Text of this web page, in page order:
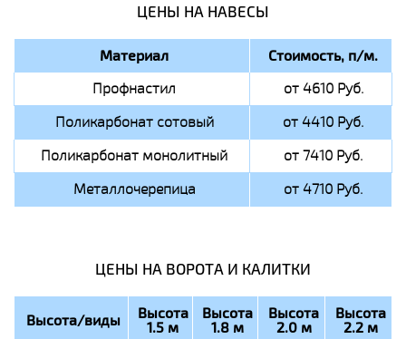
ЦЕНЫ НА НАВЕСЫ
Материал Стоимость, п/м.
Профнастил
от 4610 Руб.
Поликарбонат сотовый
от 4410 Руб.
Поликарбонат монолитный
от 7410 Руб.
Металлочерепица
от 4710 Руб.
ЦЕНЫ НА ВОРОТА И КАЛИТКИ
Высота/виды Высота
1.5 м
Высота
1.8 м
Высота
2.0 м
Высота
2.2 м